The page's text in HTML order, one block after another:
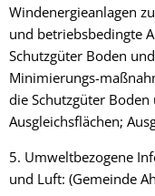
Windenergieanlagen
und betriebsbedingte
Schutzgüter Boden
Minimierungs-
die Schutzgüter
Ausgleichsflächen;
5. Umweltbezogene
und Luft: (Gemeinde